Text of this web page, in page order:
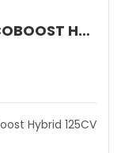
PUMA ST-LINE 5 PORTE 1.0 ECOBOOST HYBRID 125CV MANUALE A 6 RAPPORTI
Hybrid 125CV